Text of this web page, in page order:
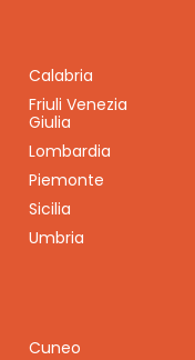
Calabria
Friuli Venezia
Giulia
Lombardia
Piemonte
Sicilia
Umbria
Cuneo